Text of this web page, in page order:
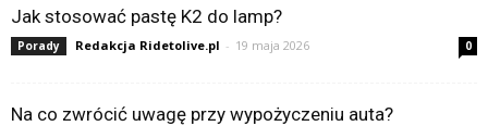
Jak stosować pastę K2 do lamp?
Porady Redakcja Ridetolive.pl - 19 maja 2026 0
Na co zwrócić uwagę przy wypożyczeniu auta?